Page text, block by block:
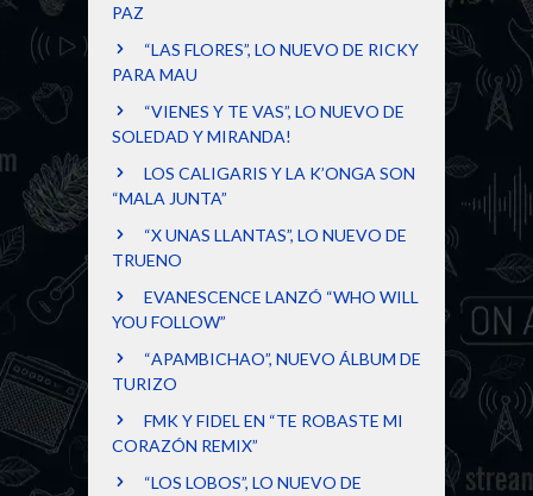
PAZ
“LAS FLORES”, LO NUEVO DE RICKY
PARA MAU
“VIENES Y TE VAS”, LO NUEVO DE
SOLEDAD Y MIRANDA!
LOS CALIGARIS Y LA K’ONGA SON
“MALA JUNTA”
“X UNAS LLANTAS”, LO NUEVO DE
TRUENO
EVANESCENCE LANZÓ “WHO WILL
YOU FOLLOW”
“APAMBICHAO”, NUEVO ÁLBUM DE
TURIZO
FMK Y FIDEL EN “TE ROBASTE MI
CORAZÓN REMIX”
“LOS LOBOS”, LO NUEVO DE